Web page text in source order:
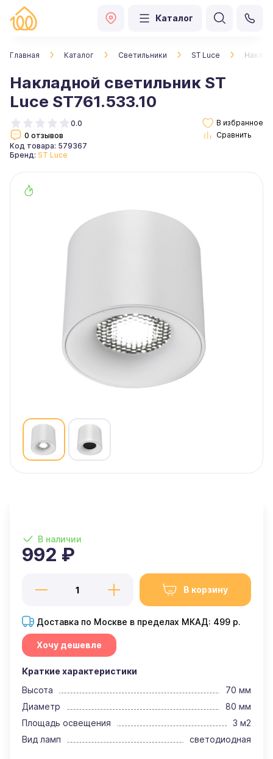
Каталог
Главная Каталог Светильники ST Luce
Накладной светильник ST
Luce ST761.533.10
0.0
0 отзывов
Код товара: 579367
Бренд: ST Luce
В наличии
992 ₽
В корзину
Доставка по Москве в пределах МКАД: 499 р.
Хочу дешевле
Краткие характеристики
Высота
70 мм
Диаметр
80 мм
Площадь освещения
3 м2
Вид ламп
светодиодная